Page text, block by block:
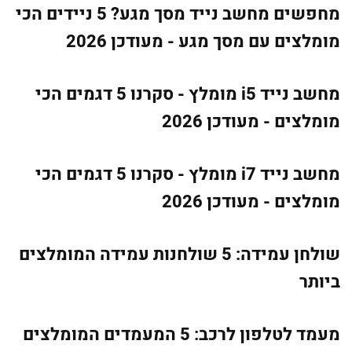
מחפשים מחשב נייד מסך מגע? 5 ניידים הכי
מומלצים עם מסך מגע - מעודכן 2026
מחשב נייד i5 מומלץ - סקרנו 5 דגמים הכי
מומלצים - מעודכן 2026
מחשב נייד i7 מומלץ - סקרנו 5 דגמים הכי
מומלצים - מעודכן 2026
שולחן עמידה: 5 שולחנות עמידה המומלצים
ביותר
מעמד לטלפון לרכב: 5 המעמדים המומלצים